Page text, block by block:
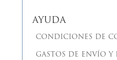
AYUDA
CONDICIONES DE
GASTOS DE ENVÍO Y